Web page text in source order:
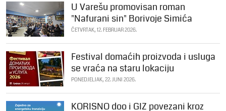
U Varešu promovisan roman
"Nafurani sin" Borivoje Simića
ČETVRTAK, 12. FEBRUAR 2026.
Festival domaćih proizvoda i usluga
se vraća na staru lokaciju
PONEDJELJAK, 22. JUNI 2026.
KORISNO doo i GIZ povezani kroz